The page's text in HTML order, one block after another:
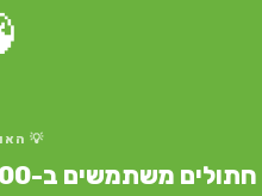
💡